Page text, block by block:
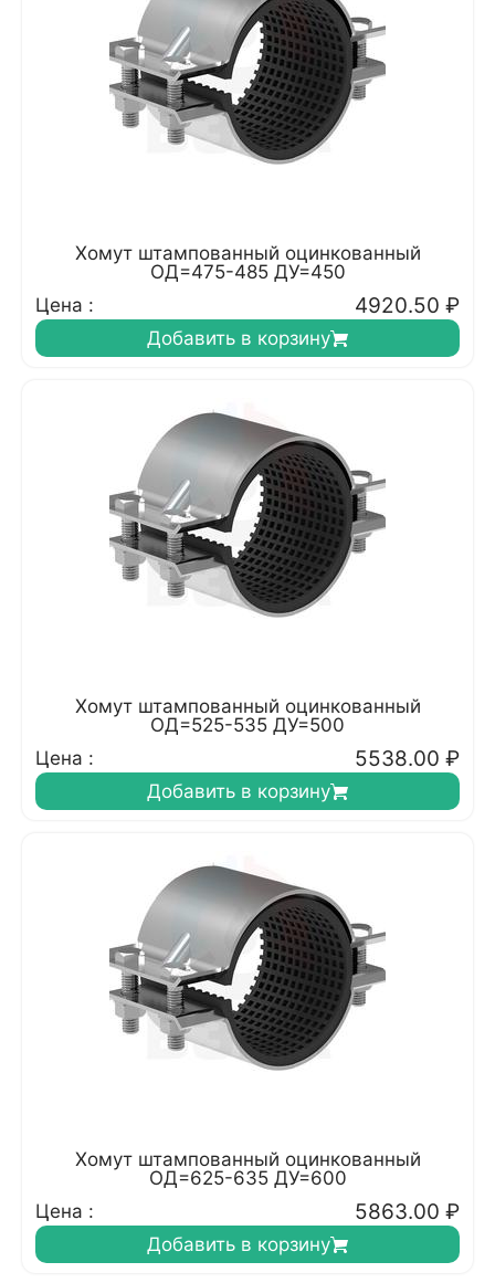
Хомут штампованный оцинкованный
ОД=475-485 ДУ=450
Цена :
4920.50 ₽
Добавить в корзину
Хомут штампованный оцинкованный
ОД=525-535 ДУ=500
Цена :
5538.00 ₽
Добавить в корзину
Хомут штампованный оцинкованный
ОД=625-635 ДУ=600
Цена :
5863.00 ₽
Добавить в корзину